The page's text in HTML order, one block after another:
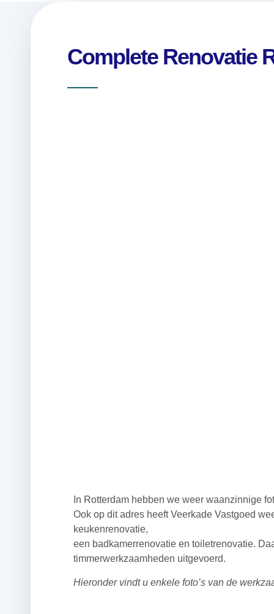
Complete Renovatie
In Rotterdam hebben we weer waanzinnige
Ook op dit adres heeft Veerkade Vastgoed
keukenrenovatie,
een badkamerrenovatie en toiletrenovatie.
timmerwerkzaamheden uitgevoerd.
Hieronder vindt u enkele foto’s van de